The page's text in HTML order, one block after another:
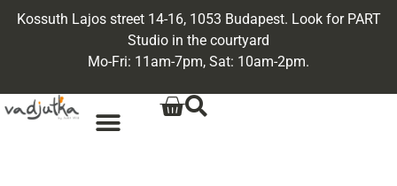
Kossuth Lajos street 14-16, 1053 Budapest. Look for PART
Studio in the courtyard
Mo-Fri: 11am-7pm, Sat: 10am-2pm.